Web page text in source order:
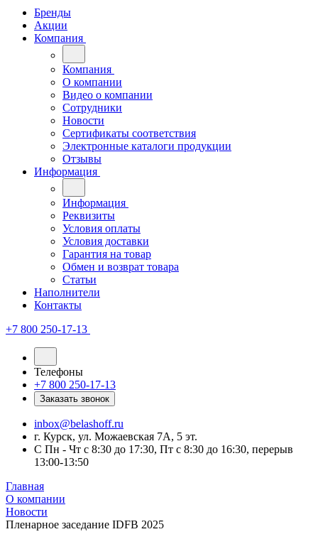
Бренды
Акции
Компания
Компания
О компании
Видео о компании
Сотрудники
Новости
Сертификаты соответствия
Электронные каталоги продукции
Отзывы
Информация
Информация
Реквизиты
Условия оплаты
Условия доставки
Гарантия на товар
Обмен и возврат товара
Статьи
Наполнители
Контакты
+7 800 250-17-13
Телефоны
+7 800 250-17-13
Заказать звонок
inbox@belashoff.ru
г. Курск, ул. Можаевская 7А, 5 эт.
C Пн - Чт с 8:30 до 17:30, Пт с 8:30 до 16:30, перерыв
13:00-13:50
Главная
О компании
Новости
Пленарное заседание IDFB 2025